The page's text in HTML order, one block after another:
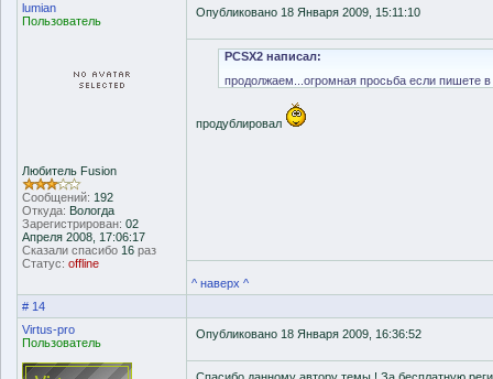
lumian
Пользователь
Любитель Fusion
Сообщений: 192
Откуда: Вологда
Зарегистрирован: 02
Апреля 2008, 17:06:17
Сказали спасибо 16 раз
Статус: offline
Опубликовано 18 Января 2009, 15:11:10
PCSX2 написал:
продолжаем...огромная просьба если пишете
продублировал
^ наверх ^
# 14
Virtus-pro
Пользователь
Опубликовано 18 Января 2009, 16:36:52